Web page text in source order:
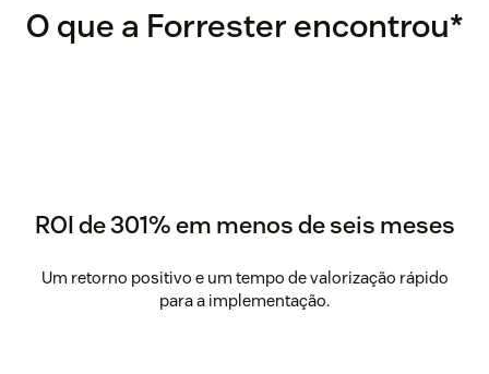
O que a Forrester encontrou*
ROI de 301% em menos de seis meses
Um retorno positivo e um tempo de valorização rápido
para a implementação.